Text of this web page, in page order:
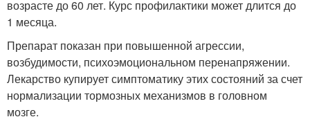
возрасте до 60 лет. Курс профилактики может длится до
1 месяца.
Препарат показан при повышенной агрессии,
возбудимости, психоэмоциональном перенапряжении.
Лекарство купирует симптоматику этих состояний за счет
нормализации тормозных механизмов в головном
мозге.